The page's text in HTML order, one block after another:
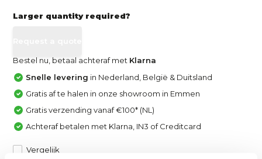
Larger quantity required?
Bestel nu, betaal achteraf met Klarna
Snelle levering in Nederland, België & Duitsland
Gratis af te halen in onze showroom in Emmen
Gratis verzending vanaf €100* (NL)
Achteraf betalen met Klarna, IN3 of Creditcard
Vergelijk